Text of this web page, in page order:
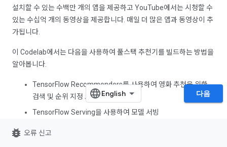
설치할 수 있는 수백만 개의 앱을 제공하고 YouTube에서는 시청할 수
있는 수십억 개의 동영상을 제공합니다. 매일 더 많은 앱과 동영상이 추
가됩니다.
이 Codelab에서는 다음을 사용하여 풀스택 추천기를 빌드하는 방법을
알아봅니다.
TensorFlow Recommenders를 사용하여 영화 추천을 위한
검색 및 순위 지정 모델 학습
TensorFlow Serving을 사용하여 모델 서빙
Flutter를 사용하여 추천 영화를 표시하는 크로스 플랫폼 앱을
다음
bug_report 오류 신고